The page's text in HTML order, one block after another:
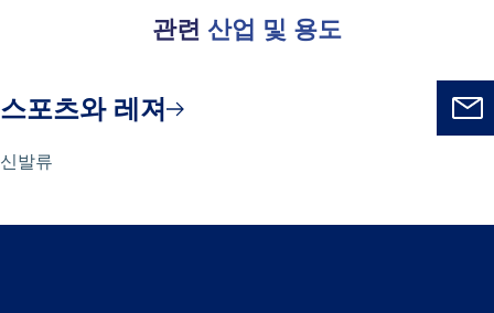
관련 산업 및 용도
스포츠와 레져
신발류